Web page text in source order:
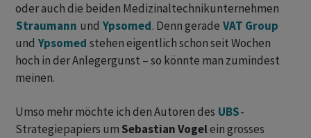
oder auch die beiden Medizinaltechnikunternehmen
Straumann und Ypsomed. Denn gerade VAT Group
und Ypsomed stehen eigentlich schon seit Wochen
hoch in der Anlegergunst – so könnte man zumindest
meinen.
Umso mehr möchte ich den Autoren des UBS-
Strategiepapiers um Sebastian Vogelein grosses